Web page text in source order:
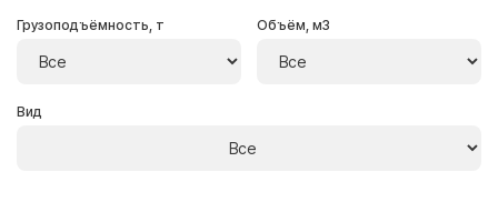
Грузоподъёмность, т Объём, м3
Вид